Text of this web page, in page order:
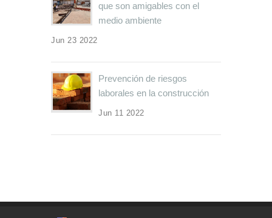
que son amigables con el
medio ambiente
Jun 23 2022
Prevención de riesgos
laborales en la construcción
Jun 11 2022